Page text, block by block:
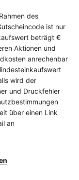
des
ist nur
beträgt €
Aktionen und
anrechenbar
wird der
und Druckfehler
über einen Link
an